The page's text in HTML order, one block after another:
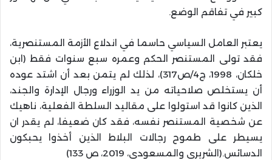
كبير في تفاقم الوضع.
يعتبر العامل السياسي حاسما في اندلاع الأزمة المستنصرية،
فقد تولى المستنصر الحكم وعمره سبع سنوات فقط (ابن
خلكان، 1998، ج4/ص317)، لذلك لم يتمن بعد أن اشتد عوده
أن يستخلص صلاحياته من يد الوزراء ورجال الإدارة والجند،
الذين كانوا قد استولوا على مقاليد السلطة الفعلية، ناهيك
عن شخصية المستنصر نفسه، فقد كان ضعيفا، لم يقدر ان
يسيطر على طموح رجالات البلاط الذين أخذوا يحبكون
الدسائس.(الشريري والمسعودي، 2019، ص 133)